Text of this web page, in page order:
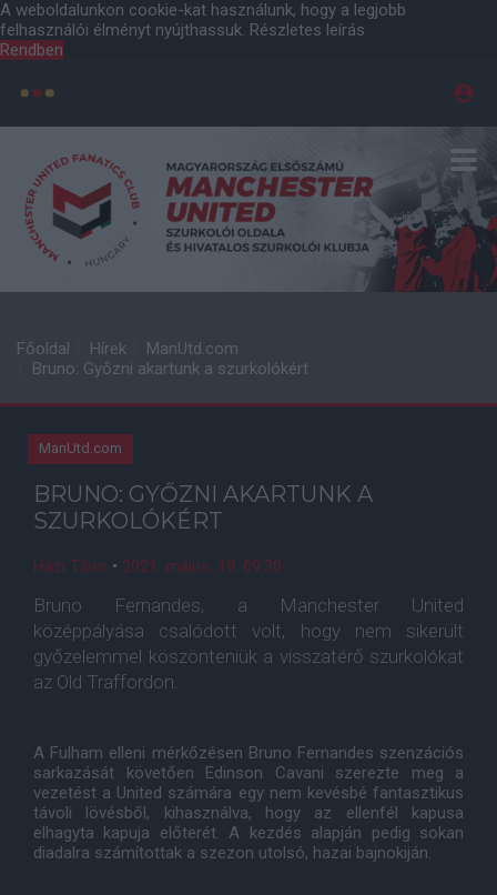
A weboldalunkon cookie-kat használunk, hogy a legjobb
felhasználói élményt nyújthassuk. Részletes leírás
Rendben
Főoldal Hírek
ManUtd.com
Bruno: Győzni akartunk a szurkolókért
ManUtd.com
BRUNO: GYŐZNI AKARTUNK A
SZURKOLÓKÉRT
Házi Tibor • 2021. május. 19. 09:30
Bruno Fernandes, a Manchester United
középpályása csalódott volt, hogy nem sikerült
győzelemmel köszönteniük a visszatérő szurkolókat
az Old Traffordon.
A Fulham elleni mérkőzésen Bruno Fernandes szenzációs
sarkazását követően Edinson Cavani szerezte meg a
vezetést a United számára egy nem kevésbé fantasztikus
távoli lövésből, kihasználva, hogy az ellenfél kapusa
elhagyta kapuja előterét. A kezdés alapján pedig sokan
diadalra számítottak a szezon utolsó, hazai bajnokiján.